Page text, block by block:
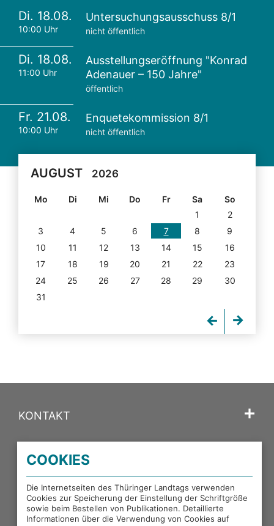
Di. 18.08.
10:00 Uhr
Untersuchungsausschuss 8/1
nicht öffentlich
Di. 18.08.
11:00 Uhr
Ausstellungseröffnung "Konrad
Adenauer – 150 Jahre"
öffentlich
Fr. 21.08.
10:00 Uhr
Enquetekommission 8/1
nicht öffentlich
AUGUST 2026
Mo Di Mi Do Fr Sa
So
1
2
3
4 5 6 7 8
9
10
11 12 13 14 15
16
17
18 19 20 21 22
23
24
25 26 27 28 29
30
31
KONTAKT
PORTALE DES THÜRINGER LANDTAGS
EXTERNE LINKS
COOKIES
Die Internetseiten des Thüringer Landtags verwenden
Cookies zur Speicherung der Einstellung der Schriftgröße
sowie beim Bestellen von Publikationen. Detaillierte
Informationen über die Verwendung von Cookies auf